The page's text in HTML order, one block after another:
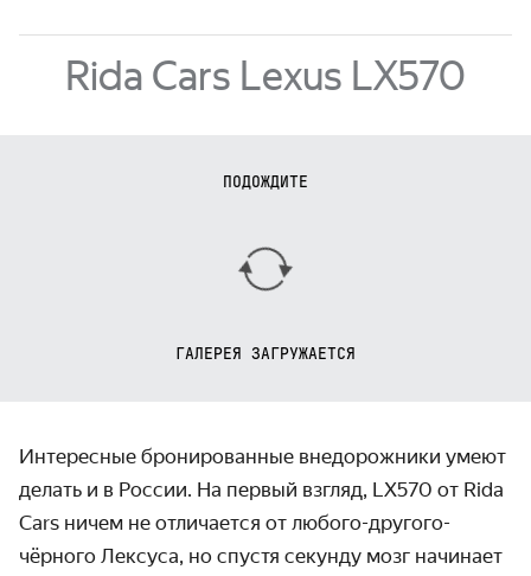
Rida Cars Lexus LX570
ПОДОЖДИТЕ
ГАЛЕРЕЯ ЗАГРУЖАЕТСЯ
Интересные бронированные внедорожники умеют
делать и в России. На первый взгляд, LX570 от Rida
Cars ничем не отличается от любого-другого-
чёрного Лексуса, но спустя секунду мозг начинает